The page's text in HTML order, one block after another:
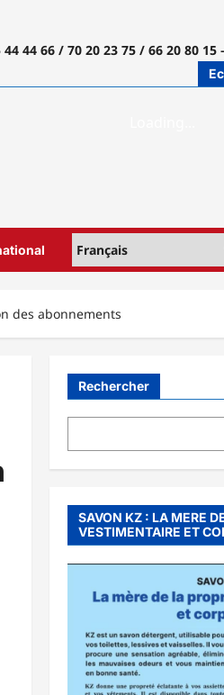
44 44 66 / 70 20 23 75 / 66 20 80 15
des abonnements
Rechercher
SAVON KZ : LA MERE
VESTIMENTAIRE ET